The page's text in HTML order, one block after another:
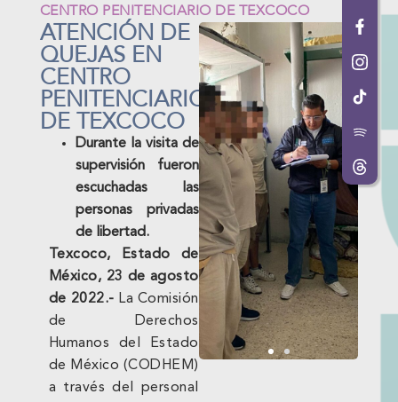
CENTRO PENITENCIARIO DE TEXCOCO
ATENCIÓN DE
QUEJAS EN
CENTRO
PENITENCIARIO
DE TEXCOCO
Durante la visita de
supervisión fueron
escuchadas las
personas privadas
de libertad.
Texcoco, Estado de
México, 23 de agosto
de 2022.- La Comisión
de Derechos
Humanos del Estado
de México (CODHEM)
a través del personal